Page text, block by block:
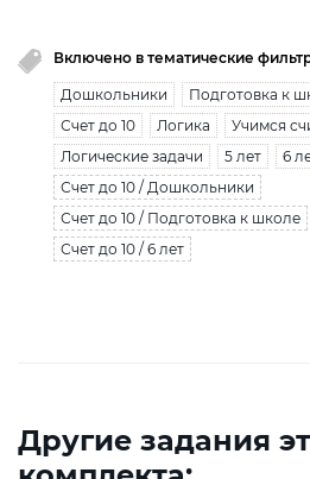
Включено в тематические
Дошкольники Подготовка к
Счет до 10
Логика
Учимся
Логические задачи
5 лет
6
Счет до 10 / Дошкольники
Счет до 10 / Подготовка к школе
Счет до 10 / 6 лет
Другие задания